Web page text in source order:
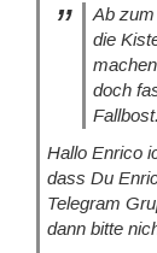
Ab
die
doch
Fallbost.
Hallo Enrico
dass Du
Telegram
dann bitte